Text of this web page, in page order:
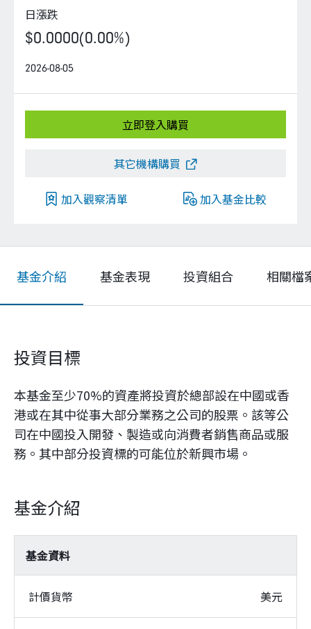
日漲跌
$0.0000(0.00%)
2026-08-05
立即登入購買
其它機構購買
加入觀察清單 加入基金比較
基金介紹 基金表現 投資組合 相關檔
投資目標
本基金至少70%的資產將投資於總部設在中國或香
港或在其中從事大部分業務之公司的股票。該等公
司在中國投入開發、製造或向消費者銷售商品或服
務。其中部分投資標的可能位於新興市場。
基金介紹
基金資料
計價貨幣 美元